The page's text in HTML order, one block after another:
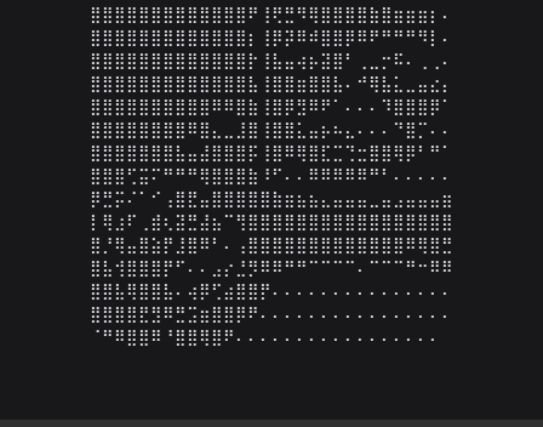
⣿⣿⣿⣿⣿⣿⣿⣿⣿⣿⣿⣿⣿⠟⢸⢟⣛⠻⢿⣿⣿⣿⣿⣷⣿⣶⣶⣶⡆⠄
⣿⣿⣿⣿⣿⣿⣿⣿⣿⣿⣿⣿⣿⡆⢸⡿⡽⠿⠾⣿⣿⡿⠿⠟⠛⠛⠛⠻⡇⠄
⣿⣿⣿⣿⣿⣿⣿⣿⣿⣿⣿⣿⣿⡗⢸⣧⣤⢴⡦⣽⣿⠃⢀⣀⡒⠯⠄⢀⢀⠄
⣿⣿⣿⣿⣿⣿⣿⣿⣿⣿⣿⣿⣿⣧⢸⣿⣿⣶⣿⣿⣧⠄⠚⢿⣧⣅⣀⣤⣔⡄
⣿⣿⣿⣿⣿⣿⣿⣿⣿⣿⠿⠿⣿⣷⢸⣿⡿⣻⠿⠟⠁⠄⠄⠄⠹⣿⣿⣿⡿⠁
⣿⣿⣿⣿⣿⣿⣿⣿⠿⣿⣄⣀⣸⣿⢸⣿⣿⣅⣤⡦⠦⣄⠄⠄⠄⠙⣿⡉⠄⠄
⣿⣿⣿⣿⣿⣿⣿⣧⣤⣼⣿⣿⣿⡯⢸⣿⠿⢿⣿⣏⣉⢙⣒⣿⣿⢿⡿⠃⠛⠁
⣿⣿⣿⢋⣭⠍⠛⠛⠛⢿⣿⣿⣿⣷⠸⠋⠄⠄⠿⠿⠿⠿⠿⠛⠃⠄⠄⠄⠄⠄
⡿⣛⡭⠌⠁⠊⢠⣿⣟⣤⣿⣿⣿⣿⣿⣷⣶⣦⣦⣄⣤⣤⣤⣀⣤⣠⣤⣤⣤⣶
⡇⢿⣰⠏⢀⣾⢆⣽⣛⣼⣦⠉⢻⣿⣿⣿⣿⣿⣿⣿⣿⣿⣿⣿⣿⣿⣿⣿⣿⣿
⣿⡘⢿⣤⣿⣵⡟⣸⣿⠿⠃⠄⢠⣿⣿⣿⣿⣿⣿⣿⣿⣿⣿⣿⣿⣿⠿⢿⣿⣛
⣿⣧⢺⣿⣿⣿⡟⠋⠄⠄⣠⡔⣘⡻⠿⠿⠛⠛⠉⠉⠉⠉⠄⠉⠉⠉⠛⠒⠿⠿
⣿⣿⣧⢿⣿⣿⣧⠄⢴⡿⢋⣴⣿⣿⡟⠄⠄⠄⠄⠄⠄⠄⠄⠄⠄⠄⠄⠄⠄⠄
⣿⣿⣿⣿⣟⣻⠿⣛⣩⣶⣿⣿⡿⠟⠄⠄⠄⠄⠄⠄⠄⠄⠄⠄⠄⠄⠄⠄⠄⠄
⠈⠛⠿⣿⣿⠿⠘⣿⣿⢿⣿⠟⠄⠄⠄⠄⠄⠄⠄⠄⠄⠄⠄⠄⠄⠄⠄⠄⠄